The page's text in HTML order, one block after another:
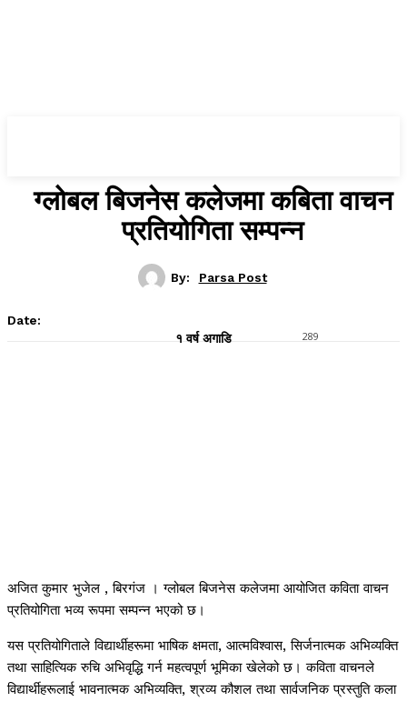
ग्लोबल बिजनेस कलेजमा कबिता वाचन
प्रतियोगिता सम्पन्न
By: Parsa Post
Date:
१ वर्ष अगाडि
289
अजित कुमार भुजेल , बिरगंज । ग्लोबल बिजनेस कलेजमा आयोजित कविता वाचन
प्रतियोगिता भव्य रूपमा सम्पन्न भएको छ।
यस प्रतियोगिताले विद्यार्थीहरूमा भाषिक क्षमता, आत्मविश्वास, सिर्जनात्मक अभिव्यक्ति
तथा साहित्यिक रुचि अभिवृद्धि गर्न महत्वपूर्ण भूमिका खेलेको छ। कविता वाचनले
विद्यार्थीहरूलाई भावनात्मक अभिव्यक्ति, श्रव्य कौशल तथा सार्वजनिक प्रस्तुति कला